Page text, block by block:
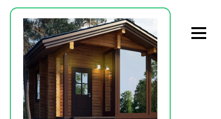
Перейти
содержимому